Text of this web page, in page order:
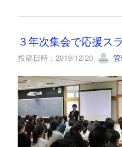
３年次集会で応援ス
投稿日時 : 2019/12/20